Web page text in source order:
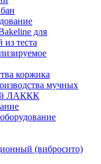
для
из теста
коржика
мучных
ЛАККК
(вибросито)